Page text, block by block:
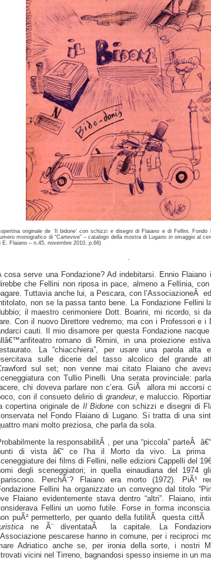
originale de ‘Il bidone’ con schizzi e disegni di Flaiano e di Fellini. Fondo
monografico di “Cartevive” – catalogo della mostra di Lugano in omaggio al
E. Flaiano – n.45, novembre 2010, p.66)
.
cosa serve una Fondazione? Ad indebitarsi. Ennio Flaiano
che Fellini non riposa in pace, almeno a Fellinia,
Tuttavia anche lui, a Pescara, con l’AssociazioneÂ
non se la passa tanto bene. La Fondazione Fellini
il maestro cerimoniere Dott. Boarini, mi ricordo, si
Con il nuovo Direttore vedremo; ma con i Professori e i
cauti. Il mio disamore per questa Fondazione
romano di Rimini, in una proiezione
La “chiacchiera”, per usare una parola alta
sulle dicerie del tasso alcolico del grande
sul set; non venne mai citato Flaiano che
con Tullio Pinelli. Una serata provinciale:
chi doveva parlare non c’era. GiÃ allora mi accorsi
con il consueto delirio di grandeur, e maluccio.
copertina originale de Il Bidone con schizzi e disegni di
nel Fondo Flaiano di Lugano. Si tratta di una
mani molto preziosa, che parla da sola.
la responsabilitÃ , per una “piccola” parteÂ
di vista â€“ ce l’ha il Morto da vivo. La prima
dei films di Fellini, nelle edizioni Cappelli del
degli sceneggiatori; in quella einaudiana del 1974
PerchÃ¨? Flaiano era morto (1972). PiÃ¹
Fellini ha organizzato un convegno dal titolo
Flaiano evidentemente stava dentro “altri”. Flaiano,
Fellini un uomo futile. Forse in forma inconscia
puÃ² permetterlo, per quanto della futilitÃ questa cittÃ
ne Ã¨ diventataÂ la capitale. La
pescarese hanno in comune, per i reciproci
Adriatico anche se, per ironia della sorte, i nostri
vicini nel Tirreno, bagnandosi spesso insieme in un